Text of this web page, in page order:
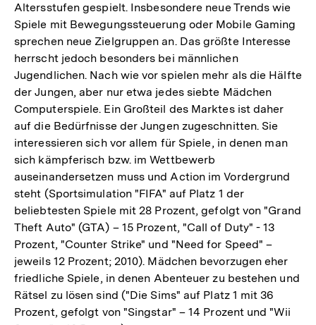
Altersstufen gespielt. Insbesondere neue Trends wie
Spiele mit Bewegungssteuerung oder Mobile Gaming
sprechen neue Zielgruppen an. Das größte Interesse
herrscht jedoch besonders bei männlichen
Jugendlichen. Nach wie vor spielen mehr als die Hälfte
der Jungen, aber nur etwa jedes siebte Mädchen
Computerspiele. Ein Großteil des Marktes ist daher
auf die Bedürfnisse der Jungen zugeschnitten. Sie
interessieren sich vor allem für Spiele, in denen man
sich kämpferisch bzw. im Wettbewerb
auseinandersetzen muss und Action im Vordergrund
steht (Sportsimulation "FIFA" auf Platz 1 der
beliebtesten Spiele mit 28 Prozent, gefolgt von "Grand
Theft Auto" (GTA) – 15 Prozent, "Call of Duty" - 13
Prozent, "Counter Strike" und "Need for Speed" –
jeweils 12 Prozent; 2010). Mädchen bevorzugen eher
friedliche Spiele, in denen Abenteuer zu bestehen und
Rätsel zu lösen sind ("Die Sims" auf Platz 1 mit 36
Prozent, gefolgt von "Singstar" – 14 Prozent und "Wii